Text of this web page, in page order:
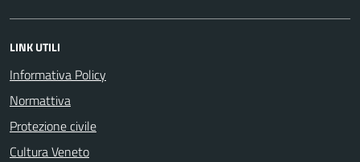
LINK UTILI
Informativa Policy
Normattiva
Protezione civile
Cultura Veneto